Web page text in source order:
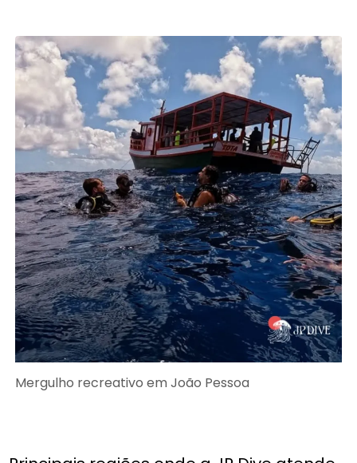
Mergulho recreativo em João Pessoa